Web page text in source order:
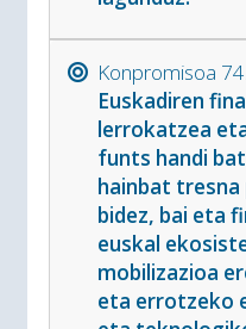
Konpromisoa 74.
Euskadiren
lerrokatzea
funts handi
hainbat
bidez, bai eta
euskal
mobilizazioa
eta errotzeko